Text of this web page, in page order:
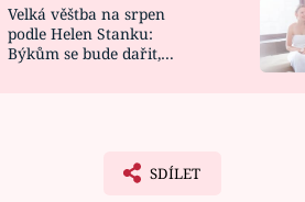
DESIGN
Velká věštba na srpen
podle Helen Stanku:
Býkům se bude dařit,
SDÍLET